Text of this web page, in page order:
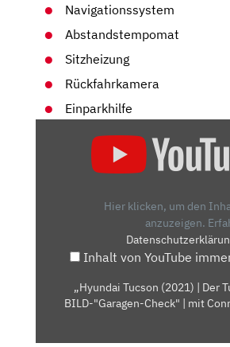
Navigationssystem
Abstandstempomat
Sitzheizung
Rückfahrkamera
Einparkhilfe
"GARAGEN-
CHECK"
Hier klicken, um den
anzuzeigen.
Inhalt von YouTube
„Hyundai Tucson (2021) | Der
BILD-"Garagen-Check" | mit